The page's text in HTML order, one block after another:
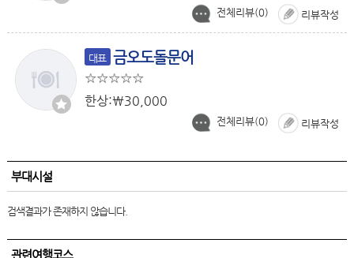
리뷰작성
전체리뷰(0)
대표 금오도돌문어
한상:￦30,000
리뷰작성
전체리뷰(0)
부대시설
검색결과가 존재하지 않습니다.
관련여행코스